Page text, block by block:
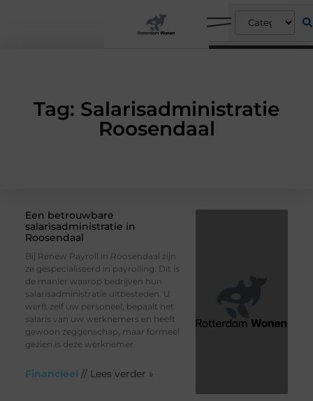
Tag: Salarisadministratie
Roosendaal
Een betrouwbare
salarisadministratie in
Roosendaal
Bij Renew Payroll in Roosendaal zijn
ze gespecialiseerd in payrolling. Dit is
de manier waarop bedrijven hun
salarisadministratie uitbesteden. U
werft zelf uw personeel, bepaalt het
salaris van uw werknemers en heeft
gewoon zeggenschap, maar formeel
gezien is deze werknemer
Financieel // Lees verder »